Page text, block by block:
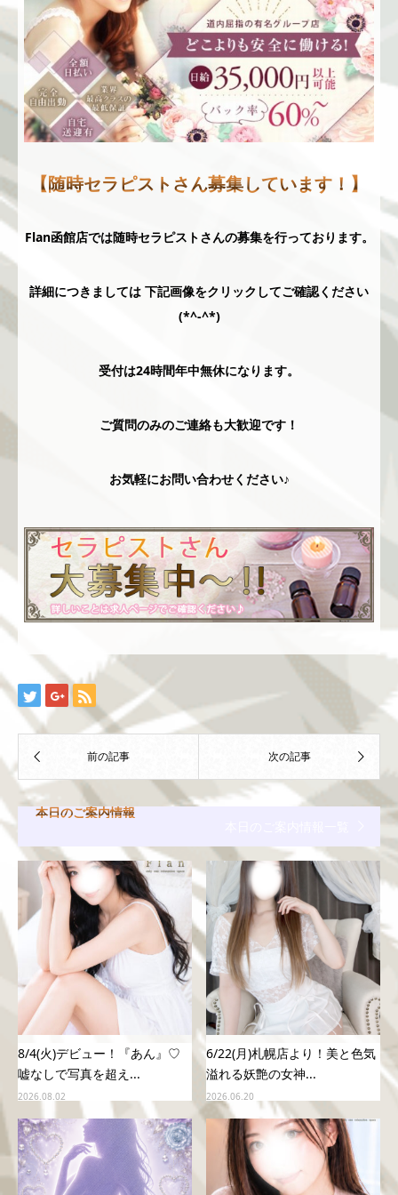
【随時セラピストさん募集しています！】
Flan函館店では随時セラピストさんの募集を行っております。
詳細につきましては 下記画像をクリックしてご確認ください
(*^-^*)
受付は24時間年中無休になります。
ご質問のみのご連絡も大歓迎です！
お気軽にお問い合わせください♪
本日のご案内情報
8/4(火)デビュー！『あん』♡
嘘なしで写真を超え...
2026.08.02
6/22(月)札幌店より！美と色気
溢れる妖艶の女神...
2026.06.20